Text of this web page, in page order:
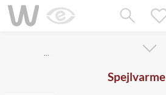
…
Spejlvarme
Mangler chatten?
Ret samtykke!